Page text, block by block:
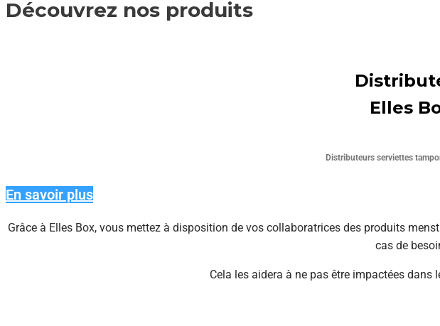
Découvrez nos produits
Elles
Distributeurs serviettes
En savoir plus
Grâce à Elles Box, vous mettez à disposition de vos collaboratrices des produits
cas de
Cela les aidera à ne pas être impactées dans